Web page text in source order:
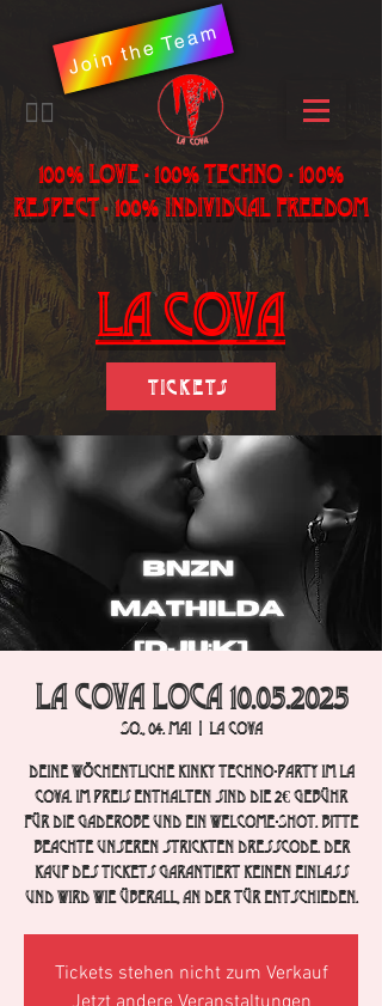
Join the Team
​🏳️‍🌈
100% LOVE - 100% Techno - 100%
Respect - 100% individual freedom
LA Cova
Tickets
La Cova Loca 10.05.2025
So., 04. Mai
  |
La Cova
Deine wöchentliche Kinky Techno-Party im La
Cova. im Preis enthalten sind die 2€ Gebühr
für die Gaderobe und ein Welcome-Shot. Bitte
beachte unseren strickten Dresscode. Der
Kauf des Tickets garantiert keinen Einlass
und wird wie überall, an der Tür entschieden.
Tickets stehen nicht zum Verkauf